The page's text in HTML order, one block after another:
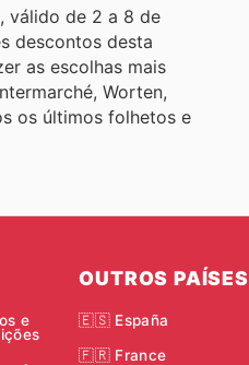
válido de 2 a 8 de
descontos desta
as escolhas mais
Worten,
os últimos folhetos e
e
OUTROS PAÍSES
🇪🇸 España
🇫🇷 France